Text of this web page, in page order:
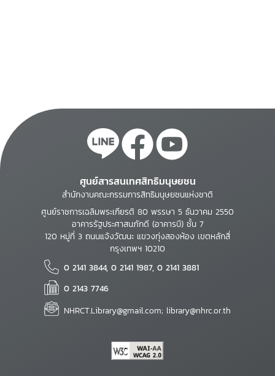
ศูนย์สารสนเทศสิทธิมนุษยชน
สำนักงานคณะกรรมการสิทธิมนุษยชนแห่งชาติ
ศูนย์ราชการเฉลิมพระเกียรติ 80 พรรษา 5 ธันวาคม 2550
อาคารรัฐประศาสนภักดี (อาคารบี) ชั้น 7
120 หมู่ที่ 3 ถนนแจ้งวัฒนะ แขวงทุ่งสองห้อง เขตหลักสี่
กรุงเทพฯ 10210
0 2141 3844, 0 2141 1987, 0 2141 3881
0 2143 7746
NHRCT.Library@gmail.com; library@nhrc.or.th